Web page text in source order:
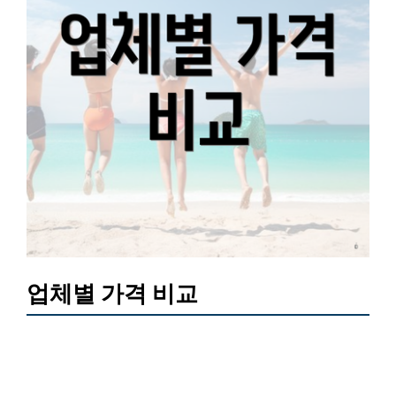
업체별 가격 비교